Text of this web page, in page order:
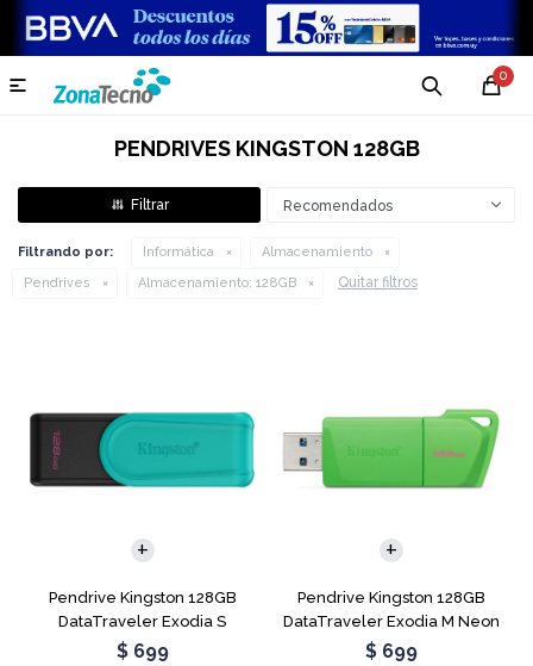
0

PENDRIVES KINGSTON 128GB
Recomendados
Filtrando por: Informática
Almacenamiento
Pendrives
Almacenamiento: 128GB Quitar filtros
Pendrive Kingston 128GB
DataTraveler Exodia S
Turquesa
$ 699
Pendrive Kingston 128GB
DataTraveler Exodia M Neon
Green
$ 699